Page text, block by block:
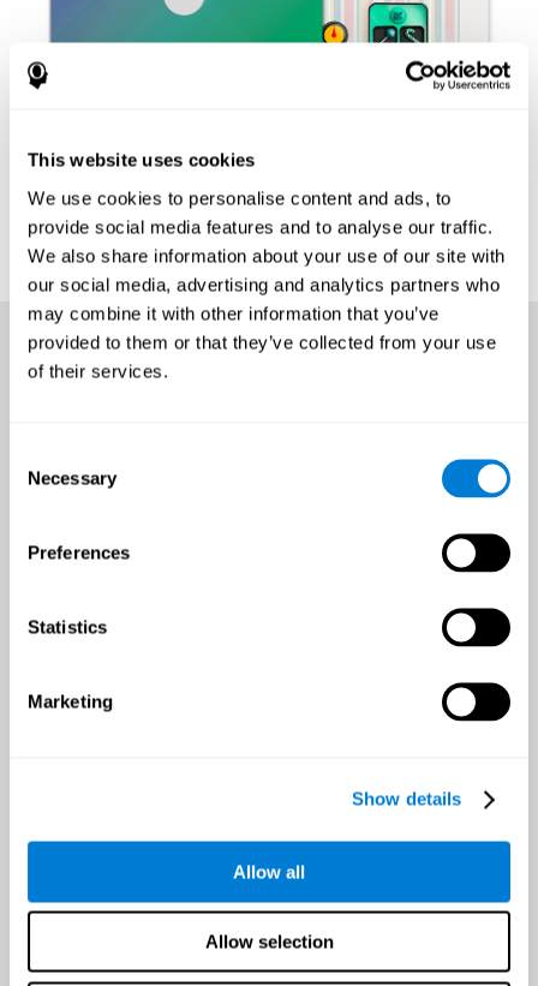
This website uses cookies
We use cookies to personalise content and ads, to
provide social media features and to analyse our traffic.
We also share information about your use of our site with
our social media, advertising and analytics partners who
may combine it with other information that you’ve
provided to them or that they’ve collected from your use
of their services.
Selection
Necessary
Preferences
Statistics
Marketing
Show details
Allow all
Allow selection
Una oportunidad de mejorar
Es importante que antes de iniciar el entrenamiento se establezca una
conseguir desafiar la mente.
CONSIGUE TU DESCUENTO AHORA